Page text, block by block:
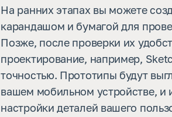
На ранних этапах вы можете
карандашом и бумагой для
Позже, после проверки их
проектирование, например,
точностью. Прототипы будут
вашем мобильном устройстве, и
настройки деталей вашего